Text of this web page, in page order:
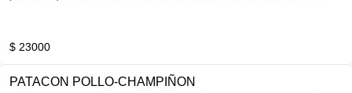
$ 23000
PATACON POLLO-CHAMPIÑON